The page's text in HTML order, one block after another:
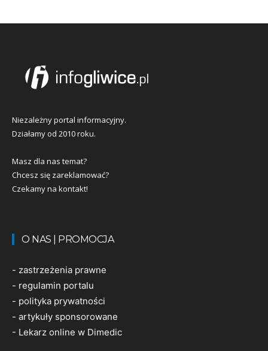
Niezależny portal informacyjny.
Działamy od 2010 roku.
Masz dla nas temat?
Chcesz się zareklamować?
Czekamy na kontakt!
O NAS | PROMOCJA
- zastrzeżenia prawne
- regulamin portalu
- polityka prywatności
- artykuły sponsorowane
- Lekarz online w Dimedic